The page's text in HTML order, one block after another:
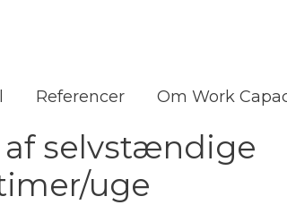
Referencer Om Work
selvstændige
uge